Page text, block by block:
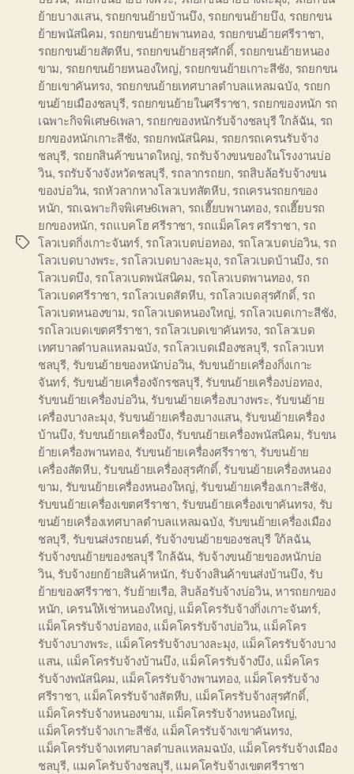
Tags
ย้ายบางแสน, รถยกขนย้ายบ้านบึง, รถยกขนย้ายบึง, รถยกขน
ย้ายพนัสนิคม, รถยกขนย้ายพานทอง, รถยกขนย้ายศรีราชา,
รถยกขนย้ายสัตหีบ, รถยกขนย้ายสุรศักดิ์, รถยกขนย้ายหนอง
ขาม, รถยกขนย้ายหนองใหญ่, รถยกขนย้ายเกาะสีชัง, รถยกขน
ย้ายเขาคันทรง, รถยกขนย้ายเทศบาลตำบลแหลมฉบัง, รถยก
ขนย้ายเมืองชลบุรี, รถยกขนย้ายในศรีราชา, รถยกของหนัก รถ
เฉพาะกิจพิเศษ6เพลา, รถยกของหนักรับจ้างชลบุรี ใกล้ฉัน, รถ
ยกของหนักเกาะสีชัง, รถยกพนัสนิคม, รถยกรถเครนรับจ้าง
ชลบุรี, รถยกสินค้าขนาดใหญ่, รถรับจ้างขนของในโรงงานบ่อ
วิน, รถรับจ้างจังหวัดชลบุรี, รถลากรถยก, รถสิบล้อรับจ้างขน
ของบ่อวิน, รถหัวลากหางโลวเบทสัตหีบ, รถเครนรถยกของ
หนัก, รถเฉพาะกิจพิเศษ6เพลา, รถเฮี๊ยบพานทอง, รถเฮี๊ยบรถ
ยกของหนัก, รถแบคโฮ ศรีราชา, รถแม็คโคร ศรีราชา, รถ
โลวเบดกิ่งเกาะจันทร์, รถโลวเบดบ่อทอง, รถโลวเบดบ่อวิน, รถ
โลวเบดบางพระ, รถโลวเบดบางละมุง, รถโลวเบดบ้านบึง, รถ
โลวเบดบึง, รถโลวเบดพนัสนิคม, รถโลวเบดพานทอง, รถ
โลวเบดศรีราชา, รถโลวเบดสัตหีบ, รถโลวเบดสุรศักดิ์, รถ
โลวเบดหนองขาม, รถโลวเบดหนองใหญ่, รถโลวเบดเกาะสีชัง,
รถโลวเบดเขตศรีราชา, รถโลวเบดเขาคันทรง, รถโลวเบด
เทศบาลตำบลแหลมฉบัง, รถโลวเบดเมืองชลบุรี, รถโลวเบท
ชลบุรี, รับขนย้ายของหนักบ่อวิน, รับขนย้ายเครื่องกิ่งเกาะ
จันทร์, รับขนย้ายเครื่องจักรชลบุรี, รับขนย้ายเครื่องบ่อทอง,
รับขนย้ายเครื่องบ่อวิน, รับขนย้ายเครื่องบางพระ, รับขนย้าย
เครื่องบางละมุง, รับขนย้ายเครื่องบางแสน, รับขนย้ายเครื่อง
บ้านบึง, รับขนย้ายเครื่องบึง, รับขนย้ายเครื่องพนัสนิคม, รับขน
ย้ายเครื่องพานทอง, รับขนย้ายเครื่องศรีราชา, รับขนย้าย
เครื่องสัตหีบ, รับขนย้ายเครื่องสุรศักดิ์, รับขนย้ายเครื่องหนอง
ขาม, รับขนย้ายเครื่องหนองใหญ่, รับขนย้ายเครื่องเกาะสีชัง,
รับขนย้ายเครื่องเขตศรีราชา, รับขนย้ายเครื่องเขาคันทรง, รับ
ขนย้ายเครื่องเทศบาลตำบลแหลมฉบัง, รับขนย้ายเครื่องเมือง
ชลบุรี, รับขนส่งรถยนต์, รับจ้างขนย้ายของชลบุรี ใก้ลฉัน,
รับจ้างขนย้ายของชลบุรี ใกล้ฉัน, รับจ้างขนย้ายของหนักบ่อ
วิน, รับจ้างยกย้ายสินค้าหนัก, รับจ้างสินค้าขนส่งบ้านบึง, รับ
ย้ายของศรีราชา, รับย้ายเรือ, สิบล้อรับจ้างบ่อวิน,หารถยกของ
หนัก, เครนให้เช่าหนองใหญ่, แม็คโครรับจ้างกิ่งเกาะจันทร์,
แม็คโครรับจ้างบ่อทอง, แม็คโครรับจ้างบ่อวิน, แม็คโคร
รับจ้างบางพระ, แม็คโครรับจ้างบางละมุง, แม็คโครรับจ้างบาง
แสน, แม็คโครรับจ้างบ้านบึง, แม็คโครรับจ้างบึง, แม็คโคร
รับจ้างพนัสนิคม, แม็คโครรับจ้างพานทอง, แม็คโครรับจ้าง
ศรีราชา, แม็คโครรับจ้างสัตหีบ, แม็คโครรับจ้างสุรศักดิ์,
แม็คโครรับจ้างหนองขาม, แม็คโครรับจ้างหนองใหญ่,
แม็คโครรับจ้างเกาะสีชัง, แม็คโครรับจ้างเขาคันทรง,
แม็คโครรับจ้างเทศบาลตำบลแหลมฉบัง, แม็คโครรับจ้างเมือง
ชลบุรี, แมคโครับจ้างชลบุรี, แมคโครับจ้างเขตศรีราชา